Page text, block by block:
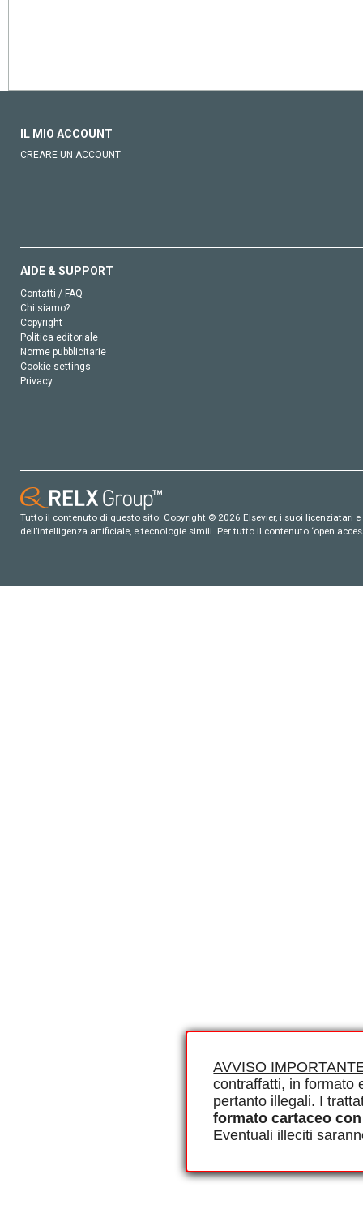
AVVISO
contraffatti, in formato
pertanto illegali. I
formato cartaceo
Eventuali illeciti
IL MIO ACCOUNT
CREARE UN ACCOUNT
AIDE & SUPPORT
Contatti / FAQ
Chi siamo?
Copyright
Politica editoriale
Norme pubblicitarie
Cookie settings
Privacy
Tutto il contenuto di questo sito: Copyright © 2026 Elsevier, i suoi
dell’intelligenza artificiale, e tecnologie simili. Per tutto il contenuto ‘open